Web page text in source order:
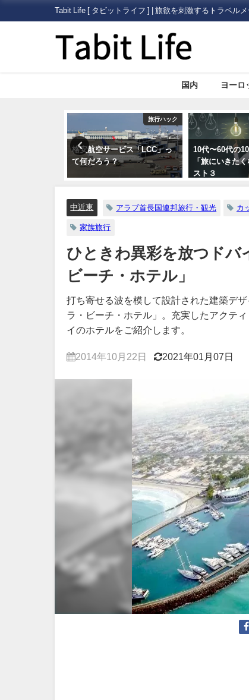
Tabit Life [ タビットライフ ] | 旅欲を刺激するトラベル
国内 ヨーロ
旅行ハック
格安航空サービス「LCC」っ
て何だろう？
10代〜60代の
「旅にいきた
スト３
中近東 アラブ首長国連邦旅行・観光 カ
家族旅行
ひときわ異彩を放つドバ
ビーチ・ホテル」
打ち寄せる波を模して設計された建築デ
ラ・ビーチ・ホテル」。充実したアクテ
イのホテルをご紹介します。
2014年10月22日 2021年01月07日